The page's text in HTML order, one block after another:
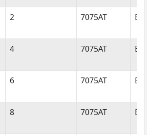
2 7075AT
4 7075AT
6 7075AT
8 7075AT